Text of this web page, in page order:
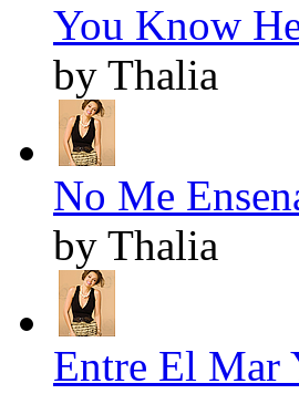
You Know
by Thalia
No Me
by Thalia
Entre El Mar